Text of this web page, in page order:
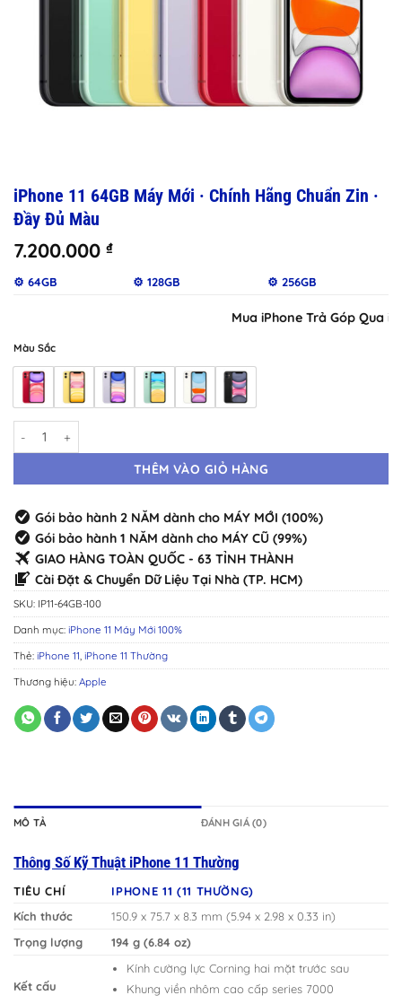
iPhone 11 64GB Máy Mới · Chính Hãng Chuẩn Zin ·
Đầy Đủ Màu
7.200.000 ₫
⚙️ 64GB ⚙️ 128GB ⚙️ 256GB
Mua iPhone Trả Góp Qua
Màu Sắc
iPhone 11 64GB Máy Mới · Chính Hãng Chuẩn Zin · Đầy Đủ Màu số
THÊM VÀO GIỎ HÀNG
Gói bảo hành 2 NĂM dành cho MÁY MỚI (100%)
Gói bảo hành 1 NĂM dành cho MÁY CŨ (99%)
GIAO HÀNG TOÀN QUỐC - 63 TỈNH THÀNH
Cài Đặt & Chuyển Dữ Liệu Tại Nhà (TP. HCM)
SKU: IP11-64GB-100
Danh mục: iPhone 11 Máy Mới 100%
Thẻ: iPhone 11, iPhone 11 Thường
Thương hiệu: Apple
MÔ TẢ ĐÁNH GIÁ (0)
Thông Số Kỹ Thuật iPhone 11 Thường
TIÊU CHÍ
IPHONE 11 (11 THƯỜNG)
Kích thước
150.9 x 75.7 x 8.3 mm (5.94 x 2.98 x 0.33 in)
Trọng lượng
194 g (6.84 oz)
Kết cấu
Kính cường lực Corning hai mặt trước sau
Khung viền nhôm cao cấp series 7000